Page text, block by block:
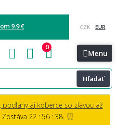
9.9 €
Menu
Hľadať
0
podlahy aj koberce so zľavou až
Zostáva 22 : 56 : 37. ⏰